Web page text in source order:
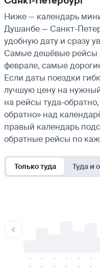
Ниже — календарь
Душанбе — Санкт-
удобную дату и сразу
Самые дешёвые рейсы
феврале, самые
Если даты поездки
лучшую цену на
на рейсы туда-
обратно» над
правый календарь
обратные рейсы по
Только туда Туда и
-
-
-
-
-
-
-
-
-
-
-
-